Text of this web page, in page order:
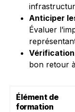
Anticiper
Évaluer
bon retour
Élément de
formation